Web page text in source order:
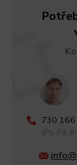
730
(Po-Pá,